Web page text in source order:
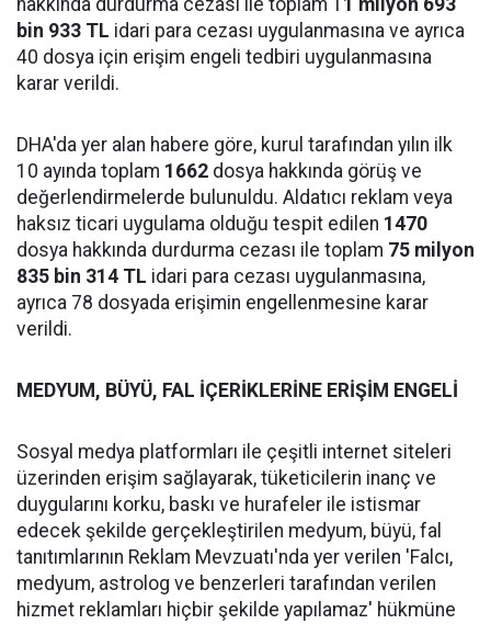
hakkında durdurma cezası ile toplam 1 1 milyon 693
bin 933 TL idari para cezası uygulanmasına ve ayrıca
40 dosya için erişim engeli tedbiri uygulanmasına
karar verildi.
DHA'da yer alan habere göre, kurul tarafından yılın ilk
10 ayında toplam 1662 dosya hakkında görüş ve
değerlendirmelerde bulunuldu. Aldatıcı reklam veya
haksız ticari uygulama olduğu tespit edilen 1470
dosya hakkında durdurma cezası ile toplam 75 milyon
835 bin 314 TL idari para cezası uygulanmasına,
ayrıca 78 dosyada erişimin engellenmesine karar
verildi.
MEDYUM, BÜYÜ, FAL İÇERİKLERİNE ERİŞİM ENGELİ
Sosyal medya platformları ile çeşitli internet siteleri
üzerinden erişim sağlayarak, tüketicilerin inanç ve
duygularını korku, baskı ve hurafeler ile istismar
edecek şekilde gerçekleştirilen medyum, büyü, fal
tanıtımlarının Reklam Mevzuatı'nda yer verilen 'Falcı,
medyum, astrolog ve benzerleri tarafından verilen
hizmet reklamları hiçbir şekilde yapılamaz' hükmüne